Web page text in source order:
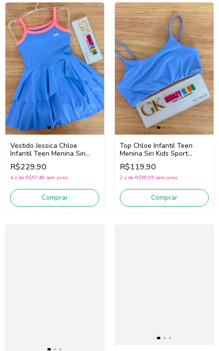
Vestido Jessica Chloe
Infantil Teen Menina Siri
Kids Sport Dança 44760
(Azul)
R$229,90
4 x de R$57,48 sem juros
Comprar
Top Chloe Infantil Teen
Menina Siri Kids Sport
Dança 44714 (Azul)
R$119,90
2 x de R$59,95 sem juros
Comprar